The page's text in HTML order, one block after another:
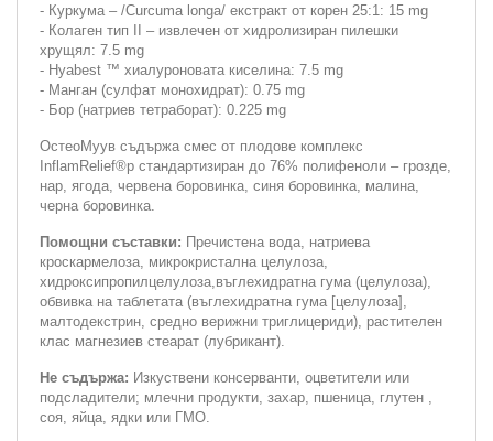
- Куркума – /Curcuma longa/ екстракт от корен 25:1: 15 mg
- Колаген тип II – извлечен от хидролизиран пилешки
хрущял: 7.5 mg
- Hyabest ™ хиалуроновата киселина: 7.5 mg
- Манган (сулфат монохидрат): 0.75 mg
- Бор (натриев тетраборат): 0.225 mg
ОстеоМуув съдържа смес от плодове комплекс
InflamRelief®р стандартизиран до 76% полифеноли – грозде,
нар, ягода, червена боровинка, синя боровинка, малина,
черна боровинка.
Помощни съставки: Пречистена вода, натриева
кроскармелоза, микрокристална целулоза,
хидроксипропилцелулоза,въглехидратна гума (целулоза),
обвивка на таблетата (въглехидратна гума [целулоза],
малтодекстрин, средно верижни триглицериди), растителен
клас магнезиев стеарат (лубрикант).
Не съдържа: Изкуствени консерванти, оцветители или
подсладители; млечни продукти, захар, пшеница, глутен ,
соя, яйца, ядки или ГМО.